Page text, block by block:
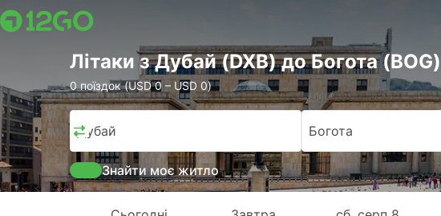
Лiтаки з Дубай (DXB) до Богота (BOG)
0 поїздок (USD 0 – USD 0)
Дубай Богота
Знайти моє житло